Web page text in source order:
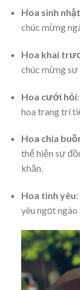
Hoa sinh nhật
chúc mừng
Hoa khai
chúc mừng sự
Hoa cưới hỏi
hoa trang trí
Hoa chia
thể hiện sự
khăn.
Hoa tình yêu
yêu ngọt ngào